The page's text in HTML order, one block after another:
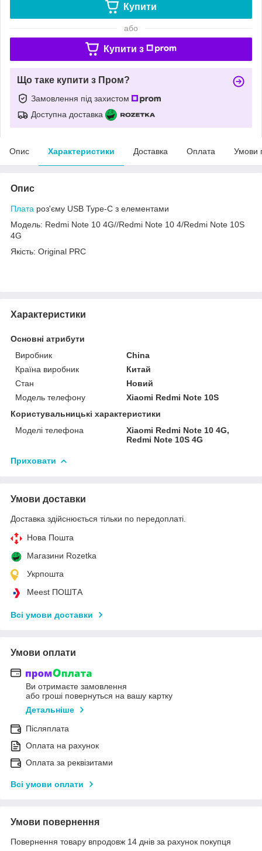
Купити
або
Купити з
Що таке купити з Пром?
Замовлення під захистом
Доступна доставка
Опис Характеристики Доставка Оплата Умови
Опис
Плата роз'єму USB Type-C з елементами
Модель: Redmi Note 10 4G//Redmi Note 10 4/Redmi Note 10S
4G
Якість: Original PRC
Характеристики
Основні атрибути
Виробник
China
Країна виробник
Китай
Стан
Новий
Модель телефону
Xiaomi Redmi Note 10S
Користувальницькі характеристики
Моделі телефона
Xiaomi Redmi Note 10 4G,
Redmi Note 10S 4G
Приховати
Умови доставки
Доставка здійснюється тільки по передоплаті.
Нова Пошта
Магазини Rozetka
Укрпошта
Meest ПОШТА
Всі умови доставки
Умови оплати
Ви отримаєте замовлення
або гроші повернуться на вашу картку
Детальніше
Післяплата
Оплата на рахунок
Оплата за реквізитами
Всі умови оплати
Умови повернення
Повернення товару впродовж 14 днів за рахунок покупця